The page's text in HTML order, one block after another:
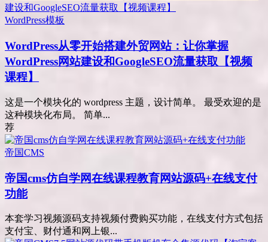
WordPress模板
WordPress从零开始搭建外贸网站：让你掌握
WordPress网站建设和GoogleSEO流量获取【视频
课程】
这是一个模块化的 wordpress 主题，设计简单。 最受欢迎的是
这种模块化布局。 简单...
荐
帝国CMS
帝国cms仿自学网在线课程教育网站源码+在线支付
功能
本套学习视频源码支持视频付费购买功能，在线支付方式包括
支付宝、财付通和网上银...